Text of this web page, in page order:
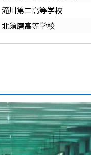
滝川第二高等学校
北須磨高等学校